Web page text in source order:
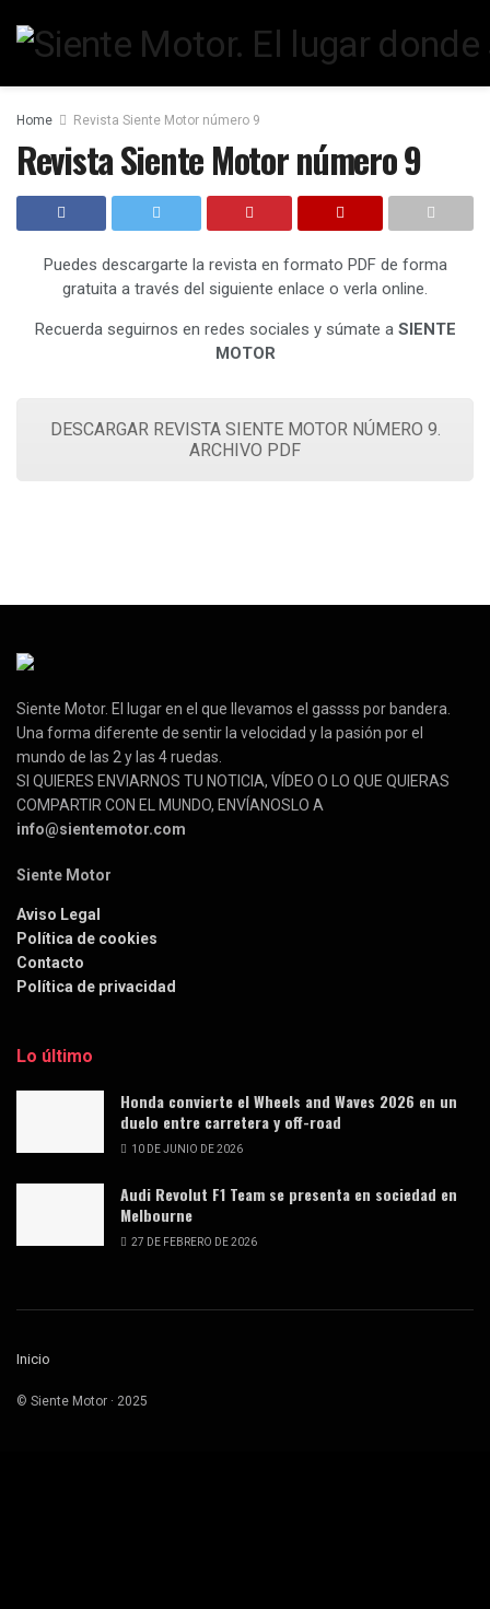
Home Revista Siente Motor número 9
Revista Siente Motor número 9
Puedes descargarte la revista en formato PDF de forma
gratuita a través del siguiente enlace o verla online.
Recuerda seguirnos en redes sociales y súmate a SIENTE
MOTOR
DESCARGAR REVISTA SIENTE MOTOR NÚMERO 9.
ARCHIVO PDF
Siente Motor. El lugar en el que llevamos el gassss por bandera.
Una forma diferente de sentir la velocidad y la pasión por el
mundo de las 2 y las 4 ruedas.
SI QUIERES ENVIARNOS TU NOTICIA, VÍDEO O LO QUE QUIERAS
COMPARTIR CON EL MUNDO, ENVÍANOSLO A
info@sientemotor.com
Siente Motor
Aviso Legal
Política de cookies
Contacto
Política de privacidad
Lo último
Honda convierte el Wheels and Waves 2026 en un
duelo entre carretera y off-road
10 DE JUNIO DE 2026
Audi Revolut F1 Team se presenta en sociedad en
Melbourne
27 DE FEBRERO DE 2026
Inicio
© Siente Motor · 2025